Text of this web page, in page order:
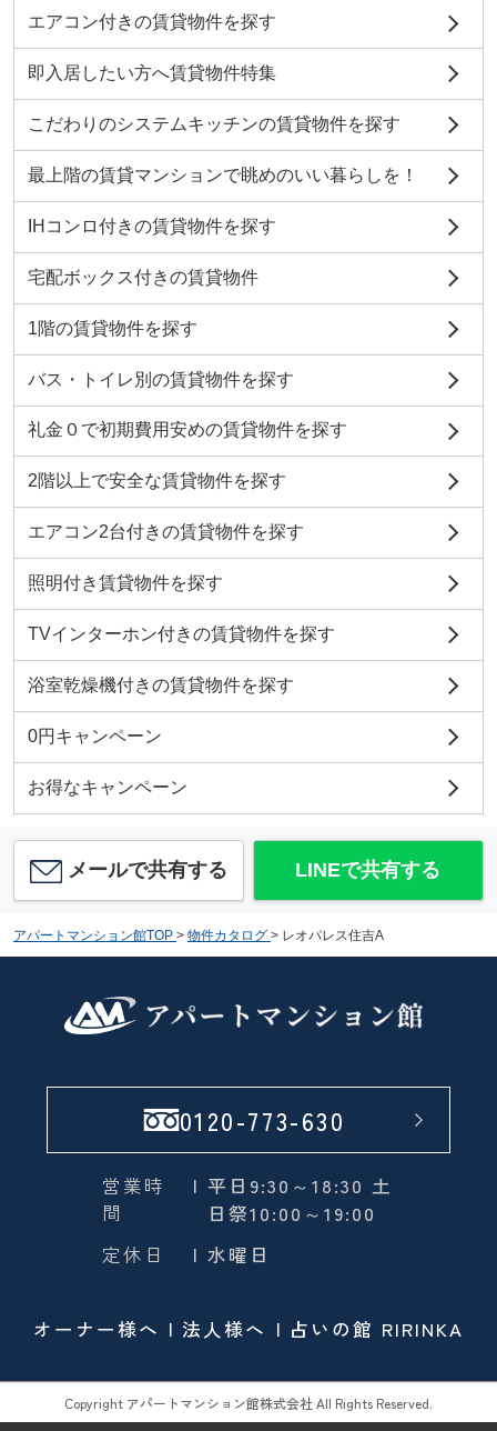
エアコン付きの賃貸物件を探す
即入居したい方へ賃貸物件特集
こだわりのシステムキッチンの賃貸物件を探す
最上階の賃貸マンションで眺めのいい暮らしを！
IHコンロ付きの賃貸物件を探す
宅配ボックス付きの賃貸物件
1階の賃貸物件を探す
バス・トイレ別の賃貸物件を探す
礼金０で初期費用安めの賃貸物件を探す
2階以上で安全な賃貸物件を探す
エアコン2台付きの賃貸物件を探す
照明付き賃貸物件を探す
TVインターホン付きの賃貸物件を探す
浴室乾燥機付きの賃貸物件を探す
0円キャンペーン
お得なキャンペーン
メールで共有する LINEで共有する
アパートマンション館TOP > 物件カタログ > レオパレス住吉A
0120-773-630
営業時
間
| 平日9:30～18:30 土
日祭10:00～19:00
定休日
| 水曜日
オーナー様へ 法人様へ 占いの館 RIRINKA
Copyright アパートマンション館株式会社 All Rights Reserved.